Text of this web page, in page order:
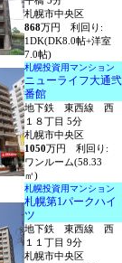
札幌市中央区
868万円 利回り:
1DK(DK8.0帖+洋室
7.0帖)
札幌投資用マンション
ニューライフ大通弐
番館
地下鉄 東西線 西
１８丁目 5分
札幌市中央区
1050万円 利回り:
ワンルーム(58.33
㎡)
札幌投資用マンション
札幌第1パークハイ
ツ
地下鉄 東西線 西
１１丁目 9分
札幌市中央区